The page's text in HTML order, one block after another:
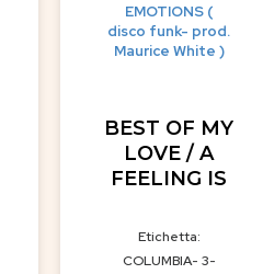
EMOTIONS (
disco funk- prod.
Maurice White )
BEST OF MY
LOVE / A
FEELING IS
Etichetta:
COLUMBIA- 3-